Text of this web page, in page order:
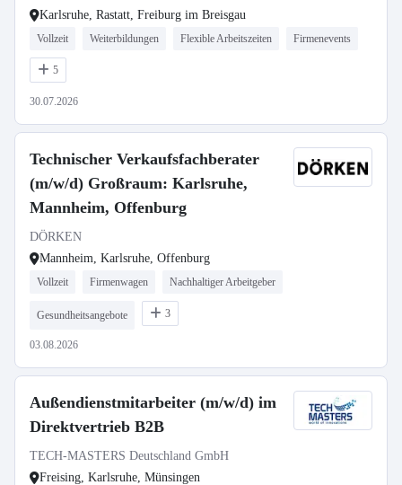
Karlsruhe, Rastatt, Freiburg im Breisgau
Vollzeit Weiterbildungen Flexible Arbeitszeiten Firmenevents
5
30.07.2026
Technischer Verkaufsfachberater
(m/w/d) Großraum: Karlsruhe,
Mannheim, Offenburg
DÖRKEN
Mannheim, Karlsruhe, Offenburg
Vollzeit Firmenwagen Nachhaltiger Arbeitgeber
Gesundheitsangebote 3
03.08.2026
Außendienstmitarbeiter (m/w/d) im
Direktvertrieb B2B
TECH-MASTERS Deutschland GmbH
Freising, Karlsruhe, Münsingen